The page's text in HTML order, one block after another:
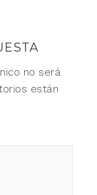
no será
están